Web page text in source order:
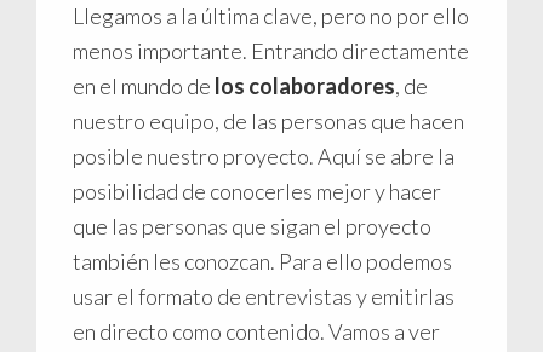
Llegamos a la última clave, pero no por ello
menos importante. Entrando directamente
en el mundo de los colaboradores, de
nuestro equipo, de las personas que hacen
posible nuestro proyecto. Aquí se abre la
posibilidad de conocerles mejor y hacer
que las personas que sigan el proyecto
también les conozcan. Para ello podemos
usar el formato de entrevistas y emitirlas
en directo como contenido. Vamos a ver